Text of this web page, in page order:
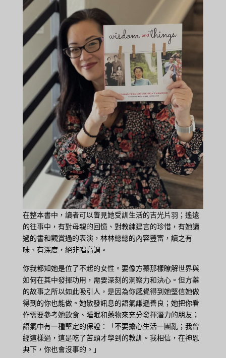
在整本書中，讀者可以瞥見她受訓生活的吉光片羽；遙遠
的往事中，有對母親的回憶、對教練建言的珍惜，有她讀
過的書和觀賞過的表演，林林總總的內容豐富，讀之有
味、有深度，絕非唱高調。
你我都知她是位了不起的女性。要像方蓁那樣瞭解世界與
如何在其中發揮功用，需要深刻的洞察力和決心。但方蓁
的故事之所以如此吸引人，是因為你感覺得到她堅信她做
得到的你也能做。她散發訊息的語氣謙遜善良；她把你看
作需要參考她飲食、睡眠和藥物來充分發揮潛力的朋友；
語氣中有一種堅定的保證：「不要擔心生活一團亂；我曾
經這樣過，這是吃了苦頭才學到的教訓。我相信，在神恩
典下，你也會沒事的。」